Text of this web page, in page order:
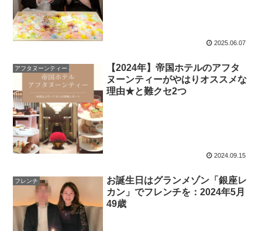
2025.06.07
アフタヌーンティー
【2024年】帝国ホテルのアフタ
ヌーンティーがやはりオススメな
理由★と難クセ2つ
2024.09.15
フレンチ
お誕生日はグランメゾン「銀座レ
カン」でフレンチを：2024年5月
49歳